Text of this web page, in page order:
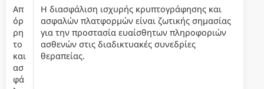
Απ
όρ
ρη
το
και
ασ
φά
Η διασφάλιση ισχυρής κρυπτογράφησης και
ασφαλών πλατφορμών είναι ζωτικής σημασίας
για την προστασία ευαίσθητων πληροφοριών
ασθενών στις διαδικτυακές συνεδρίες
θεραπείας.